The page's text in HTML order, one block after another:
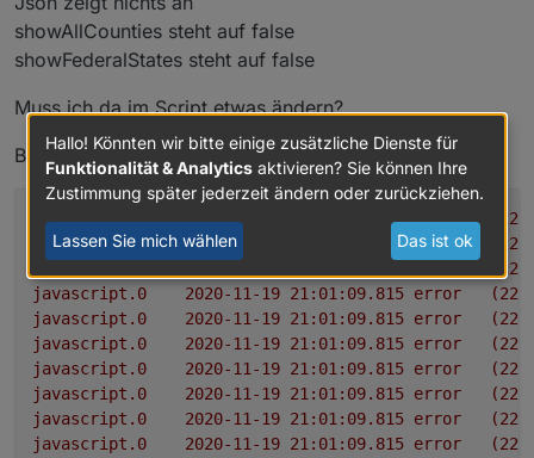
showAllCounties steht auf false
showFederalStates steht auf false
Muss ich da im Script etwas ändern?
Bekomme im LOG auch folgende Fehler.
javascript.0 2020-11-19 21:01:09.816 error
javascript.0
2020-11-19 21:01:09.816 error
javascript.0
error
javascript.0
error
javascript.0
error
javascript.0
error
javascript.0
error
javascript.0
error
javascript.0
error
Hallo! Könnten wir bitte einige zusätzliche Dienste für
Funktionalität & Analytics aktivieren? Sie können Ihre
Zustimmung später jederzeit ändern oder zurückziehen.
Lassen Sie mich wählen Das ist ok